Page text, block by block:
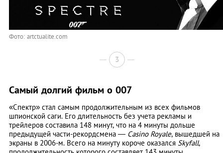
Фото: artctualite.com
3
Самый долгий фильм о 007
«Спектр» стал самым продолжительным из всех фильмов
шпионской саги. Его длительность без учета рекламы и
трейлеров составила 148 минут, что на 4 минуты дольше
предыдущей части-рекордсмена — Casino Royale, вышедшей на
экраны в 2006-м. Всего на минуту короче оказался Skyfall,